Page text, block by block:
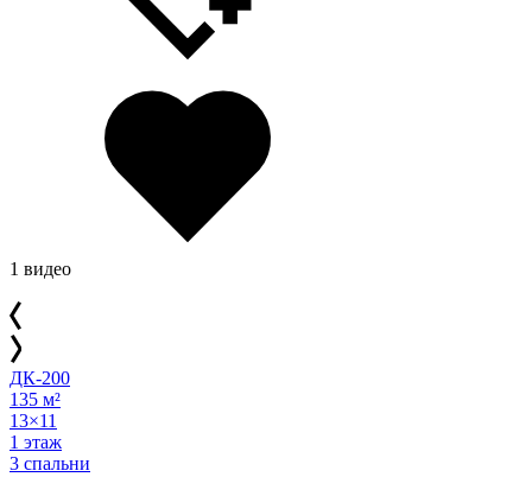
1 видео
ДК-200
135 м²
13×11
1 этаж
3 спальни